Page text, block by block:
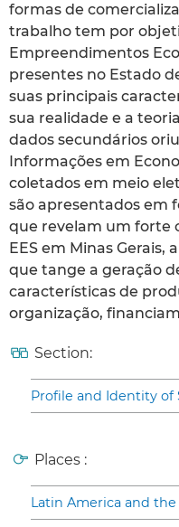
formas de
trabalho tem por
Empreendimentos
presentes no Estado
suas principais
sua realidade e a
dados secundários
Informações em
coletados em meio
são apresentados em
que revelam um forte
EES em Minas
que tange a geração
características de
organização,
Section:
Profile and Identity of
Places :
Latin America and the